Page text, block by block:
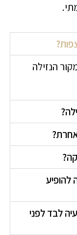
הנזילה
להופיע
לבד לפני